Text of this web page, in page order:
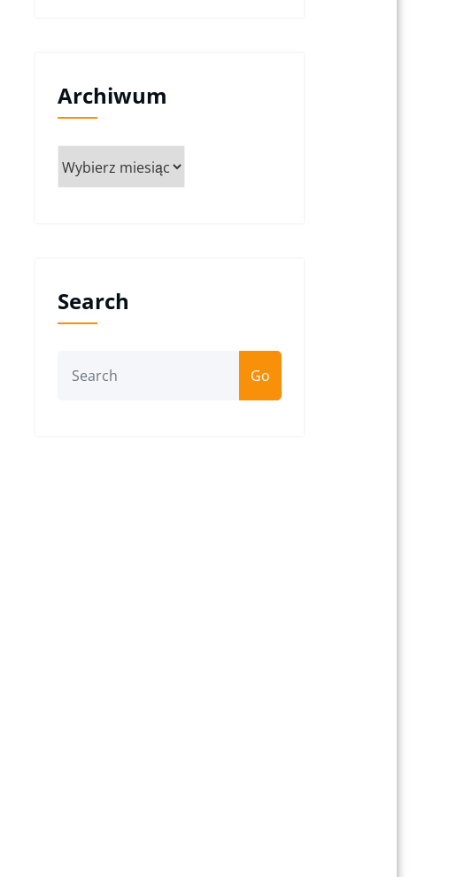
Archiwum
Archiwum
Search
Go